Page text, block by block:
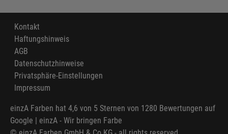
Kontakt
Haftungshinweis
AGB
Datenschutzhinweise
Privatsphäre-Einstellungen
Impressum
einzA Farben hat 4,6 von 5 Sternen von 1280 Bewertungen auf
Google | einzA - Wir bringen Farbe